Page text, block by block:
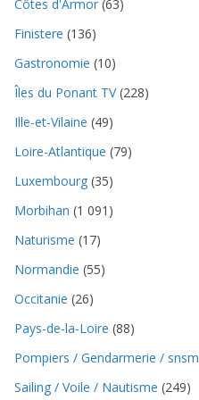
Côtes d'Armor (63)
Finistere (136)
Gastronomie (10)
Îles du Ponant TV(228)
Ille-et-Vilaine (49)
Loire-Atlantique (79)
Luxembourg (35)
Morbihan (1 091)
Naturisme (17)
Normandie (55)
Occitanie (26)
Pays-de-la-Loire (88)
Pompiers / Gendarmerie / snsm
Sailing / Voile / Nautisme (249)